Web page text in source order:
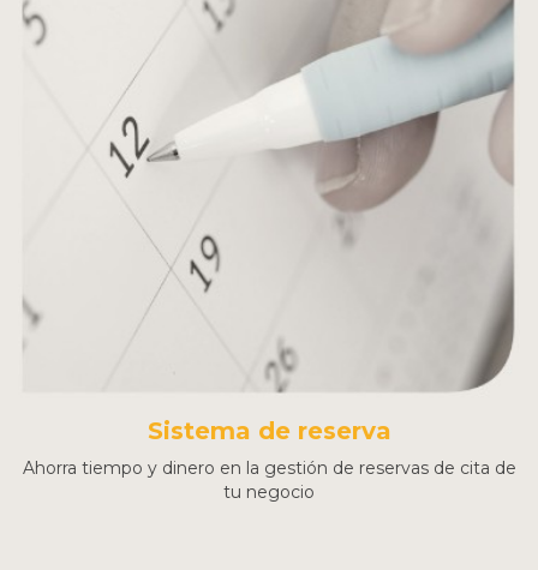
Sistema de reserva
Ahorra tiempo y dinero en la gestión de reservas de cita de
tu negocio